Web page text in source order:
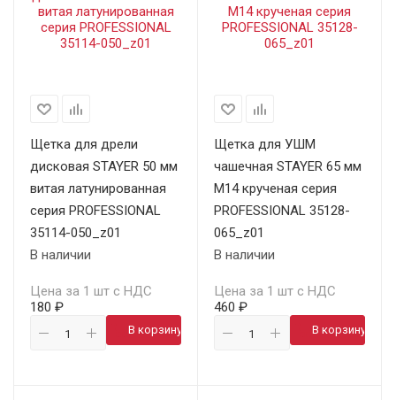
Щетка для дрели
дисковая STAYER 50 мм
витая латунированная
серия PROFESSIONAL
35114-050_z01
В наличии
Цена за 1 шт с НДС
180 ₽
В корзину
Щетка для УШМ
чашечная STAYER 65 мм
М14 крученая серия
PROFESSIONAL 35128-
065_z01
В наличии
Цена за 1 шт с НДС
460 ₽
В корзину